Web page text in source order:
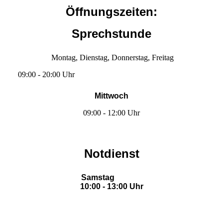
Öffnungszeiten:
Sprechstunde
Montag, Dienstag, Donnerstag, Freitag
09:00 - 20:00 Uhr
Mittwoch
09:00 - 12:00 Uhr
Notdienst
Samstag
10:00 - 13:00 Uhr